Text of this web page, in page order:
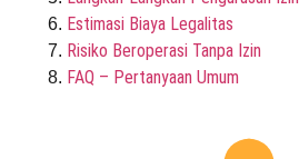
Estimasi Biaya Legalitas
Risiko Beroperasi Tanpa Izin
FAQ – Pertanyaan Umum